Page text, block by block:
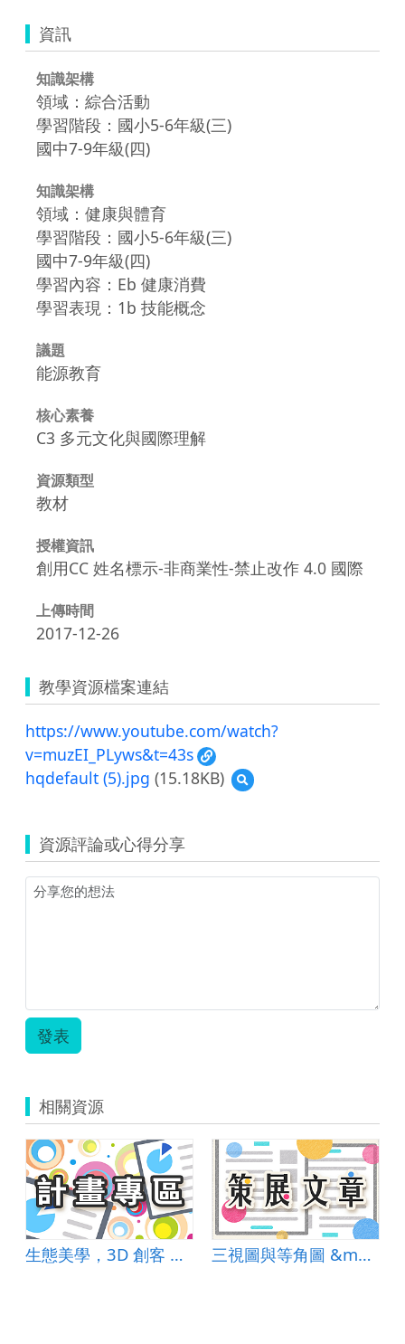
資訊
知識架構
領域：綜合活動
學習階段：國小5-6年級(三)
國中7-9年級(四)
知識架構
領域：健康與體育
學習階段：國小5-6年級(三)
國中7-9年級(四)
學習內容：Eb 健康消費
學習表現：1b 技能概念
議題
能源教育
核心素養
C3 多元文化與國際理解
資源類型
教材
授權資訊
創用CC 姓名標示-非商業性-禁止改作 4.0 國際
上傳時間
2017-12-26
教學資源檔案連結
https://www.youtube.com/watch?
v=muzEI_PLyws&t=43s
hqdefault (5).jpg (15.18KB)
預
覽
資源評論或心得分享
發表
相關資源
生態美學，3D 創客 Old is New 三視圖與等角圖 &mdash; 生活科技課程的識圖老馬